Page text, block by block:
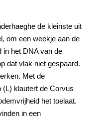
de kleinste uit
om een weekje aan de
in het DNA van de
dat vlak niet gespaard.
Met de
klautert de Corvus
het toelaat.
in een